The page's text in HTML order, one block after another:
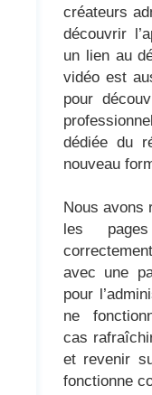
créateurs
découvrir
un lien au
vidéo est
pour
dédiée du
nouveau
Nous avons
les
avec une
pour
ne
cas
et revenir
fonctionne